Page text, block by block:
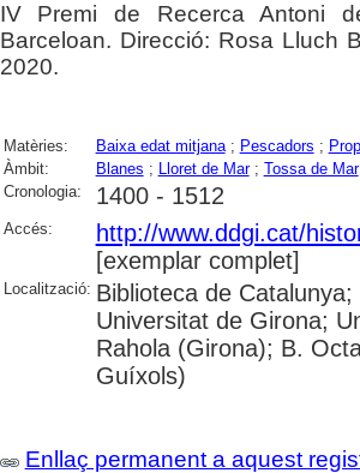
IV Premi de Recerca Antoni
Barceloan. Direcció: Rosa Lluch
2020.
Matèries: Baixa edat mitjana; Pescadors ;
Àmbit:
Blanes ; Lloret de Mar; Tossa de Mar
Cronologia:
1400 - 1512
Accés:
http://www.ddgi.cat/
[exemplar complet]
Localització: Biblioteca de
Universitat de Girona;
Rahola (Girona); B.
Guíxols)
Enllaç permanent a aquest